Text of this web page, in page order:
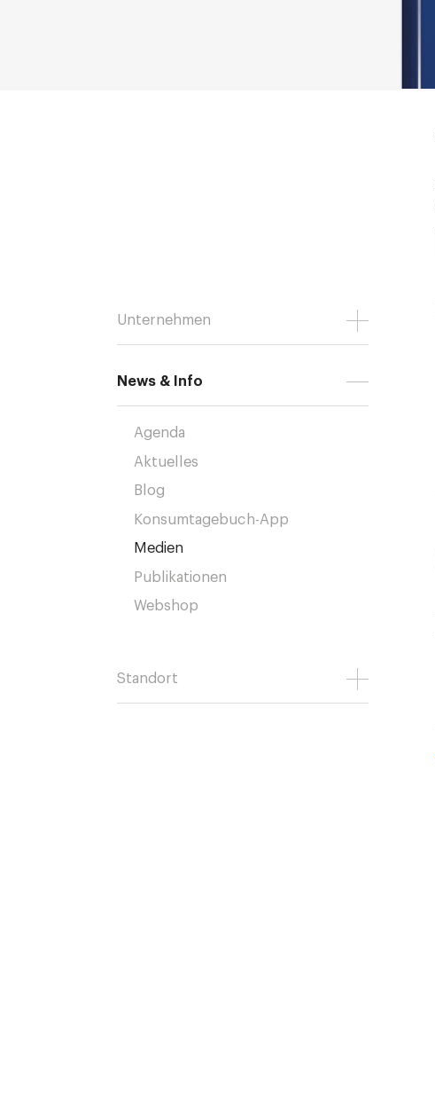
Unternehmen
News & Info
Agenda
Aktuelles
Blog
Konsumtagebuch-App
Medien
Publikationen
Webshop
Standort